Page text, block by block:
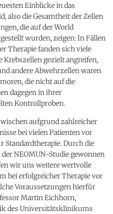
Einblicke in das
also die Gesamtheit der Zellen
die auf der World
wurden, zeigen: In Fällen
Therapie fanden sich viele
Krebszellen gezielt angreifen,
andere Abwehrzellen waren
die nicht auf die
dagegen in ihrer
Kontrollproben.
aufgrund zahlreicher
bei vielen Patienten vor
Standardtherapie. Durch die
NEOMUN-Studie gewonnen
wir uns weitere wertvolle
bei erfolgreicher Therapie vor
Voraussetzungen hierfür
Martin Eichhorn,
des Universitätsklinikums